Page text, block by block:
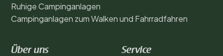
Ruhige Campinganlagen
Campinganlagen zum Walken und Fahrradfahren
Über uns Service